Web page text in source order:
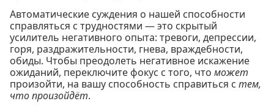
Автоматические суждения о нашей способности
справляться с трудностями — это скрытый
усилитель негативного опыта: тревоги, депрессии,
горя, раздражительности, гнева, враждебности,
обиды. Чтобы преодолеть негативное искажение
ожиданий, переключите фокус с того, что может
произойти, на вашу способность справиться с тем,
что произойдёт.